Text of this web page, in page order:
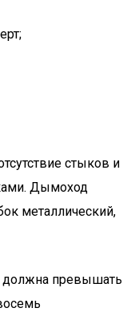
стыков и
Дымоход
металлический,
должна превышать